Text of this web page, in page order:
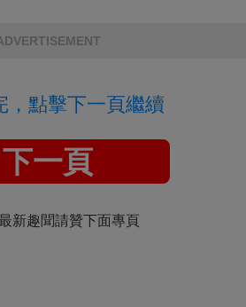
，點擊下一頁繼續
下一頁
新趣聞請贊下面專頁